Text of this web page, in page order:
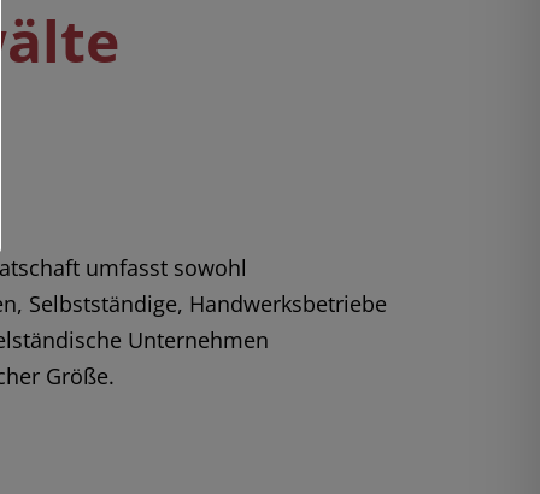
umfasst sowohl
Selbstständige, Handwerksbetriebe
Unternehmen
Größe.